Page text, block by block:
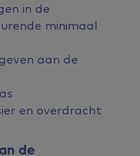
in de
minimaal
aan de
en overdracht
de